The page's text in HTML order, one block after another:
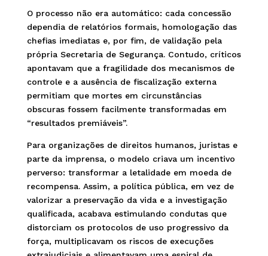
O processo não era automático: cada concessão
dependia de relatórios formais, homologação das
chefias imediatas e, por fim, de validação pela
própria Secretaria de Segurança. Contudo, críticos
apontavam que a fragilidade dos mecanismos de
controle e a ausência de fiscalização externa
permitiam que mortes em circunstâncias
obscuras fossem facilmente transformadas em
“resultados premiáveis”.
Para organizações de direitos humanos, juristas e
parte da imprensa, o modelo criava um incentivo
perverso: transformar a letalidade em moeda de
recompensa. Assim, a política pública, em vez de
valorizar a preservação da vida e a investigação
qualificada, acabava estimulando condutas que
distorciam os protocolos de uso progressivo da
força, multiplicavam os riscos de execuções